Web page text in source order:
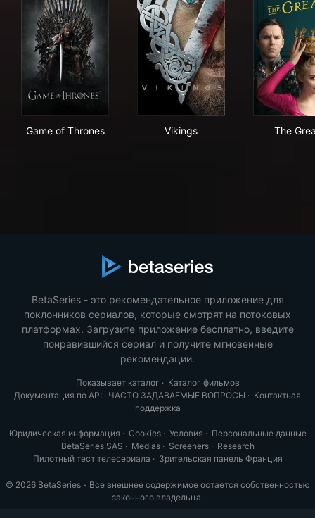
Game of Thrones Vikings The
BetaSeries - это рекомендательное приложение для
поклонников сериалов, которые смотрят на потоковых
платформах. Загрузите приложение бесплатно, введите
понравившийся сериал и получите мгновенные
рекомендации.
Показывает каталог · Каталог фильмов
Документация по API · ЧАСТО ЗАДАВАЕМЫЕ ВОПРОСЫ · Контактная
поддержка
Юридическая информация · Cookies· Условия · Персональные данные
BetaSeries SAS · Medias· Screeners· Research
Пилотный тест телесериала · Зрительская панель Франция
© 2026 BetaSeries - Все внешнее содержимое остается собственностью
законного владельца.